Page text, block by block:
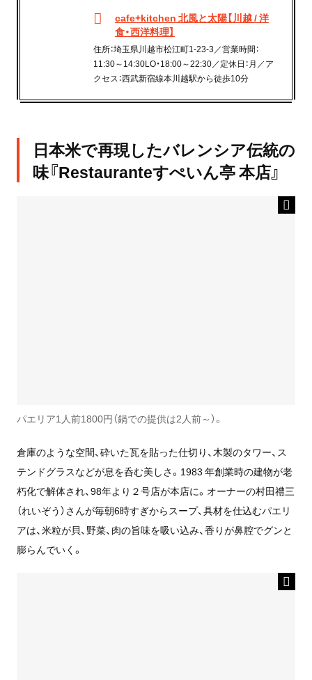
cafe+kitchen 北風と太陽【川越 / 洋
食・西洋料理】
住所：埼玉県川越市松江町1-23-3／営業時間：
11:30～14:30LO・18:00～22:30／定休日：月／ア
クセス：西武新宿線本川越駅から徒歩10分
日本米で再現したバレンシア伝統の
味『Restauranteすぺいん亭 本店』
パエリア1人前1800円（鍋での提供は2人前～）。
倉庫のような空間、砕いた瓦を貼った仕切り、木製のタワー、ス
テンドグラスなどが息を呑む美しさ。1983 年創業時の建物が老
朽化で解体され、98年より２号店が本店に。オーナーの村田禮三
（れいぞう）さんが毎朝6時すぎからスープ、具材を仕込むパエリ
アは、米粒が貝、野菜、肉の旨味を吸い込み、香りが鼻腔でグンと
膨らんでいく。